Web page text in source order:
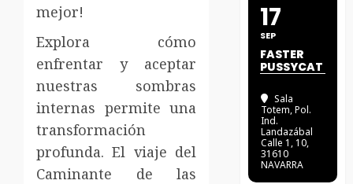
mejor!
Explora cómo
enfrentar y aceptar
nuestras sombras
internas permite una
transformación
profunda. El viaje del
Caminante de las
17
SEP
FASTER
PUSSYCAT
Sala
Totem, Pol.
Ind.
Landazábal
Calle 1, 10,
31610
NAVARRA